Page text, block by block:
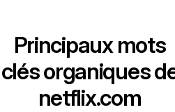
Principaux mots
clés organiques
netflix.com